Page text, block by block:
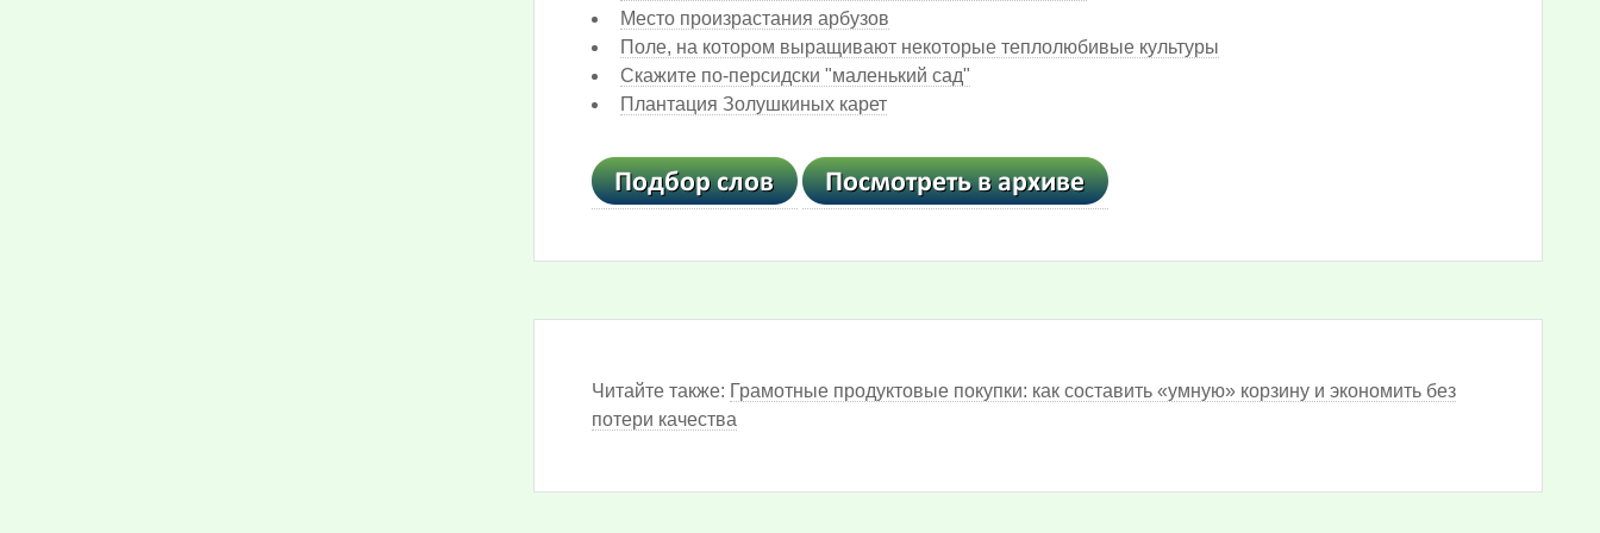
Место произрастания арбузов
Поле, на котором выращивают некоторые теплолюбивые культуры
Скажите по-персидски "маленький сад"
Плантация Золушкиных карет
Читайте также: Грамотные продуктовые покупки: как составить «умную» корзину и экономить без
потери качества